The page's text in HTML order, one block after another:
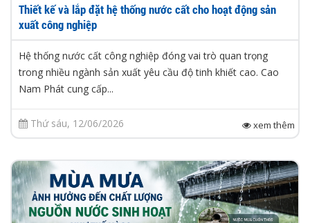
Thiết kế và lắp đặt hệ thống nước cất cho hoạt động sản
xuất công nghiệp
Hệ thống nước cất công nghiệp đóng vai trò quan trọng
trong nhiều ngành sản xuất yêu cầu độ tinh khiết cao. Cao
Nam Phát cung cấp...
Thứ sáu, 12/06/2026 xem thêm